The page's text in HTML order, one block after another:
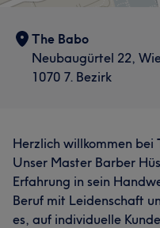
The Babo
Neubaugürtel 22,
1070 7. Bezirk
Herzlich willkommen bei
Unser Master Barber
Erfahrung in sein
Beruf mit Leidenschaft
es, auf individuelle